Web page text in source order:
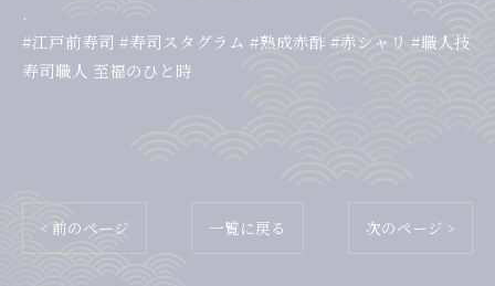
.
#江戸前寿司 #寿司スタグラム #熟成赤酢 #赤シャリ #職人技
寿司職人 至福のひと時
< 前のページ 一覧に戻る 次のページ >